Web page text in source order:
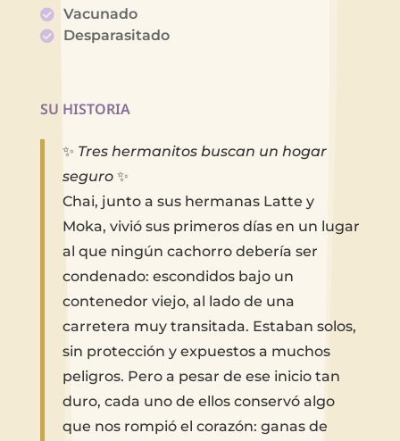
Vacunado
Desparasitado
SU HISTORIA
✨ Tres hermanitos buscan un hogar
seguro✨
Chai, junto a sus hermanas Latte y
Moka, vivió sus primeros días en un lugar
al que ningún cachorro debería ser
condenado: escondidos bajo un
contenedor viejo, al lado de una
carretera muy transitada. Estaban solos,
sin protección y expuestos a muchos
peligros. Pero a pesar de ese inicio tan
duro, cada uno de ellos conservó algo
que nos rompió el corazón: ganas de